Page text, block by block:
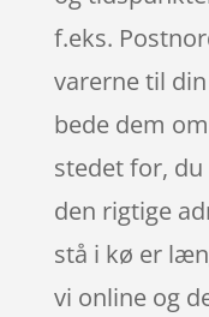
f.eks.
varerne til
bede dem
stedet for,
den rigtige
stå i kø er
vi online og